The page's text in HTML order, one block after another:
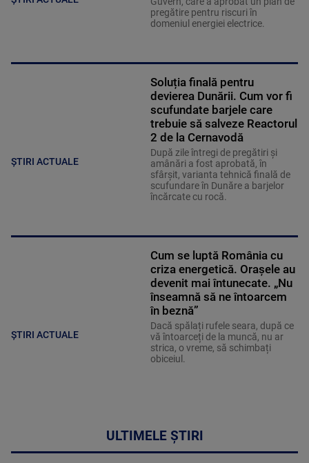
pregătire pentru riscuri în
domeniul energiei electrice.
ȘTIRI ACTUALE
Soluția finală pentru
devierea Dunării. Cum vor fi
scufundate barjele care
trebuie să salveze Reactorul
2 de la Cernavodă
După zile întregi de pregătiri și
amânări a fost aprobată, în
sfârșit, varianta tehnică finală de
scufundare în Dunăre a barjelor
încărcate cu rocă.
ȘTIRI ACTUALE
Cum se luptă România cu
criza energetică. Orașele au
devenit mai întunecate. „Nu
înseamnă să ne întoarcem
în beznă”
Dacă spălați rufele seara, după ce
vă întoarceți de la muncă, nu ar
strica, o vreme, să schimbați
obiceiul.
ULTIMELE ȘTIRI